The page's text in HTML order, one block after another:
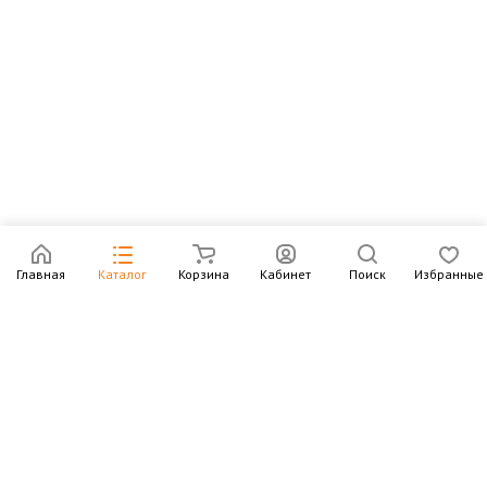
Главная Каталог Корзина Кабинет Поиск Избранные